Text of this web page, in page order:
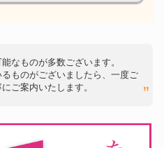
なものが多数ございます。
るものがございましたら、一度ご
ご案内いたします。